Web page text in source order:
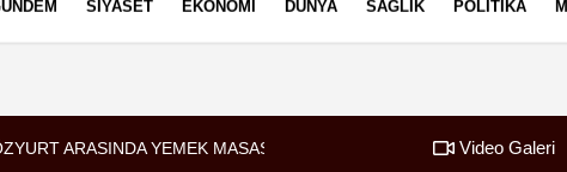
SIYASET EKONOMI DÜNYA SAĞLIK POLITIKA
ARASINDA YEMEK MASASI MI PR ANLAŞMASI MI?Video Galeri